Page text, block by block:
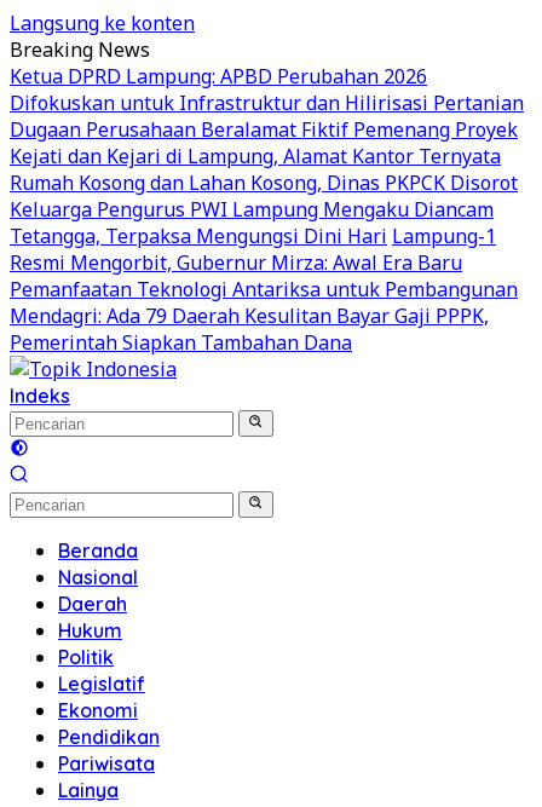
Langsung ke konten
Breaking News
Ketua DPRD Lampung: APBD Perubahan 2026
Difokuskan untuk Infrastruktur dan Hilirisasi Pertanian
Dugaan Perusahaan Beralamat Fiktif Pemenang Proyek
Kejati dan Kejari di Lampung, Alamat Kantor Ternyata
Rumah Kosong dan Lahan Kosong, Dinas PKPCK Disorot
Keluarga Pengurus PWI Lampung Mengaku Diancam
Tetangga, Terpaksa Mengungsi Dini Hari Lampung-1
Resmi Mengorbit, Gubernur Mirza: Awal Era Baru
Pemanfaatan Teknologi Antariksa untuk Pembangunan
Mendagri: Ada 79 Daerah Kesulitan Bayar Gaji PPPK,
Pemerintah Siapkan Tambahan Dana
Indeks
Beranda
Nasional
Daerah
Hukum
Politik
Legislatif
Ekonomi
Pendidikan
Pariwisata
Lainya